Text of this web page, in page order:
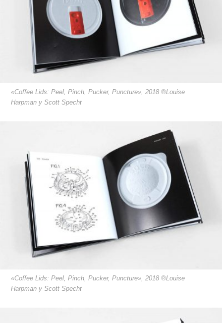
«Coffee Lids: Peel, Pinch, Pucker, Puncture», 2018 ®Louise
Harpman y Scott Specht
«Coffee Lids: Peel, Pinch, Pucker, Puncture», 2018 ®Louise
Harpman y Scott Specht